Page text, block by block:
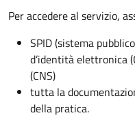
Per accedere al servizio,
SPID (sistema
d’identità elettronica
(CNS)
tutta la
della pratica.